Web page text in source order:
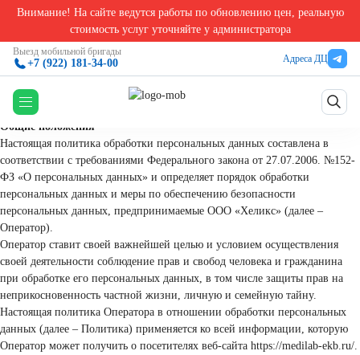
Внимание! На сайте ведутся работы по обновлению цен, реальную
стоимость услуг уточняйте у администратора
Выезд мобильной бригады
+7 (922) 181-34-00 Адреса ДЦ
М-Профи
Политика конфиденциальности
Общие положения
Настоящая политика обработки персональных данных составлена в
соответствии с требованиями Федерального закона от 27.07.2006. №152-
ФЗ «О персональных данных» и определяет порядок обработки
персональных данных и меры по обеспечению безопасности
персональных данных, предпринимаемые ООО «Хеликс» (далее –
Оператор).
Оператор ставит своей важнейшей целью и условием осуществления
своей деятельности соблюдение прав и свобод человека и гражданина
при обработке его персональных данных, в том числе защиты прав на
неприкосновенность частной жизни, личную и семейную тайну.
Настоящая политика Оператора в отношении обработки персональных
данных (далее – Политика) применяется ко всей информации, которую
Оператор может получить о посетителях веб-сайта https://medilab-ekb.ru/.